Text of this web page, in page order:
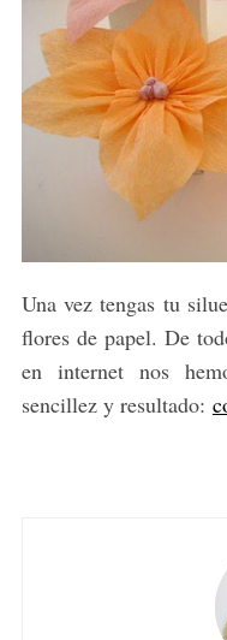
Una vez tengas tu
flores de papel. De
en internet nos
sencillez y resultado: